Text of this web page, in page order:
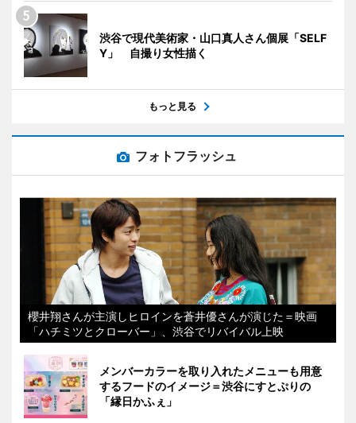
渋谷で現代美術家・山口真人さん個展「SELF
Y」 自撮り女性描く
もっと見る
フォトフラッシュ
櫻井翔さんが主演しヒロインを蒼井優さんが演じた＝映画
「ハチミツとクローバー」、渋谷でリバイバル上映
メンバーカラーを取り入れたメニューも用意
するフードのイメージ＝渋谷にすとぷりの
「縁日かふぇ」